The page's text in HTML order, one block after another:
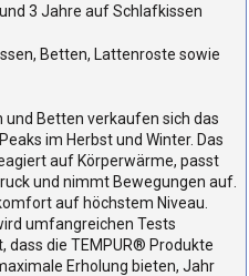
3 Jahre auf Schlafkissen
Betten, Lattenroste sowie
und Betten verkaufen sich das
im Herbst und Winter. Das
auf Körperwärme, passt
und nimmt Bewegungen auf.
auf höchstem Niveau.
umfangreichen Tests
dass die TEMPUR® Produkte
Erholung bieten, Jahr